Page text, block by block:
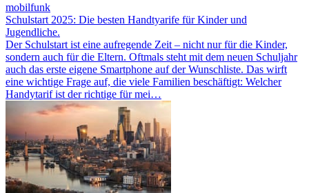
mobilfunk
Schulstart 2025: Die besten Handtyarife für Kinder und
Jugendliche.
Der Schulstart ist eine aufregende Zeit – nicht nur für die Kinder,
sondern auch für die Eltern. Oftmals steht mit dem neuen Schuljahr
auch das erste eigene Smartphone auf der Wunschliste. Das wirft
eine wichtige Frage auf, die viele Familien beschäftigt: Welcher
Handytarif ist der richtige für mei…